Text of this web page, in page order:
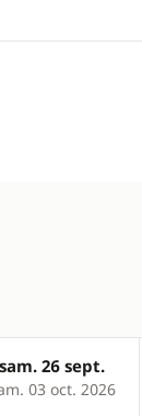
sam. 26 sept.
03 oct. 2026